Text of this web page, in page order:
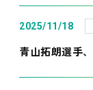
2025/11/18
青山拓朗選手